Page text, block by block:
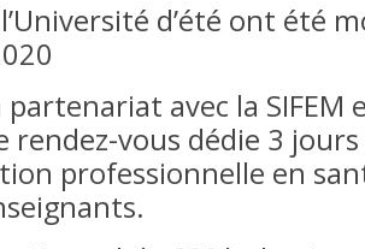
d’été ont été
avec la SIFEM
rendez-vous dédie 3 jours
professionnelle en